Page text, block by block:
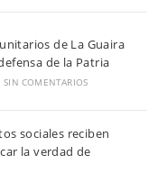
de La Guaira
de la Patria
SIN COMENTARIOS
sociales reciben
la verdad de